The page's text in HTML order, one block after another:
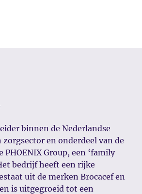
binnen de Nederlandse
en onderdeel van de
PHOENIX Group, een ‘family
bedrijf heeft een rijke
uit de merken Brocacef en
is uitgegroeid tot een